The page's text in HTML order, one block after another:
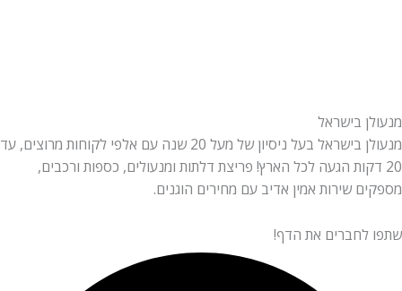
מנעולן בישראל
מנעולן בישראל בעל ניסיון של מעל 20 שנה עם אלפי לקוחות מרוצים, עד
20 דקות הגעה לכל הארץ! פריצת דלתות ומנעולים, כספות ורכבים,
מספקים שירות אמין אדיב עם מחירים הוגנים.
שתפו לחברים את הדף!